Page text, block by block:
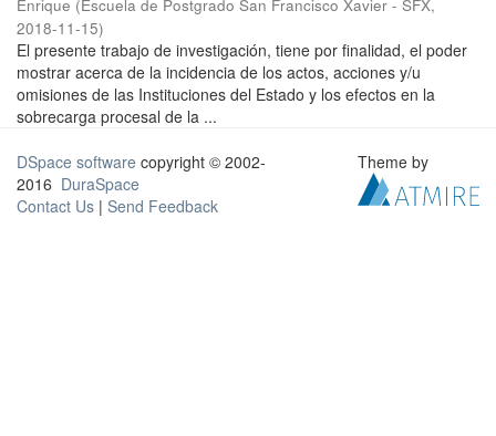
Enrique (Escuela de Postgrado San Francisco Xavier - SFX,
2018-11-15)
El presente trabajo de investigación, tiene por finalidad, el poder
mostrar acerca de la incidencia de los actos, acciones y/u
omisiones de las Instituciones del Estado y los efectos en la
sobrecarga procesal de la ...
DSpace software copyright © 2002-
2016 DuraSpace
Contact Us | Send Feedback
Theme by